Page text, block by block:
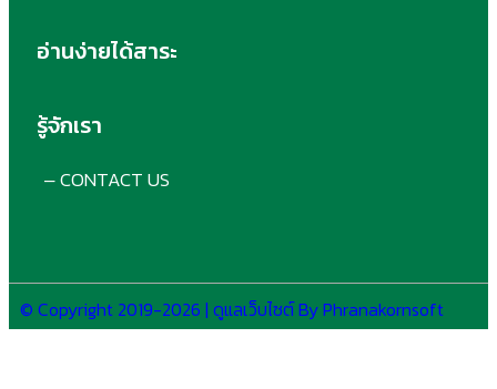
อ่านง่ายได้สาระ
รู้จักเรา
– CONTACT US
© Copyright 2019-2026 | ดูแลเว็บไซต์ By Phranakornsoft